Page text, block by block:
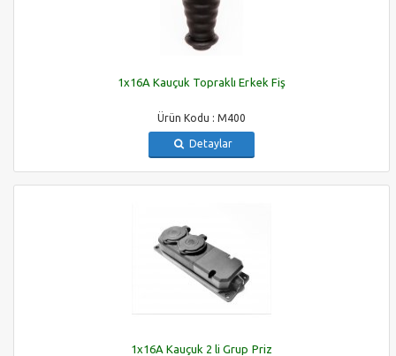
1x16A Kauçuk Topraklı Erkek Fiş
Ürün Kodu : M400
Detaylar
1x16A Kauçuk 2 li Grup Priz